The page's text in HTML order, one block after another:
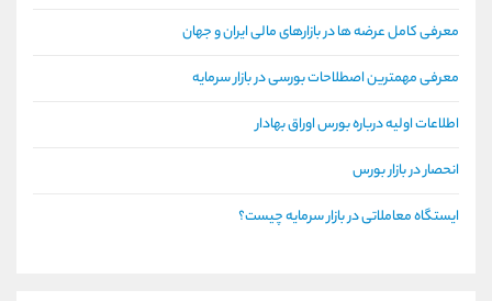
معرفی کامل عرضه ها در بازارهای مالی ایران و جهان
معرفی مهمترین اصطلاحات بورسی در بازار سرمایه
اطلاعات اولیه درباره بورس اوراق بهادار
انحصار در بازار بورس
ایستگاه معاملاتی در بازار سرمایه چیست؟